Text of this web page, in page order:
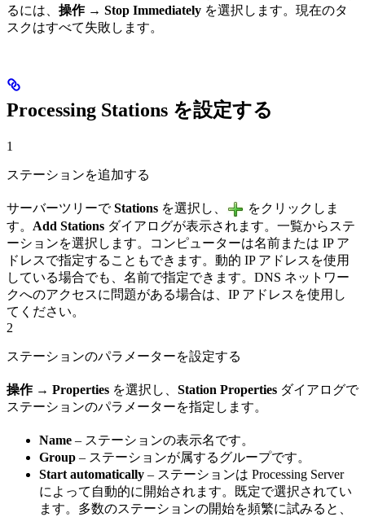
るには、 操作 → Stop Immediately を選択します。現在のタ
スクはすべて失敗します。
Processing Stations を設定する
1
ステーションを追加する
サーバーツリーでStations を選択し、
をクリックしま
す。 Add Stations ダイアログが表示されます。一覧からステ
ーションを選択します。コンピューターは名前または IP ア
ドレスで指定することもできます。動的 IP アドレスを使用
している場合でも、名前で指定できます。DNS ネットワー
クへのアクセスに問題がある場合は、IP アドレスを使用し
てください。
2
ステーションのパラメーターを設定する
操作 → Properties を選択し、 Station Properties ダイアログで
ステーションのパラメーターを指定します。
Name – ステーションの表示名です。
Group – ステーションが属するグループです。
Start automatically – ステーションは Processing Server
によって自動的に開始されます。既定で選択されてい
ます。多数のステーションの開始を頻繁に試みると、